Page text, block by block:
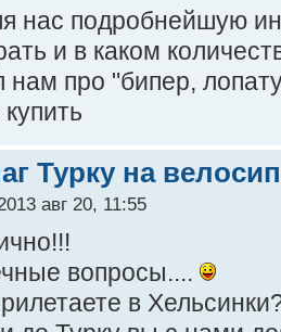
нас подробнейшую
и в каком
нам про "бипер,
Турку на
авг 20, 11:55
вопросы....
в